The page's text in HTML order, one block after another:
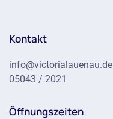
Kontakt
info@victorialauenau.de
05043 / 2021
Öffnungszeiten